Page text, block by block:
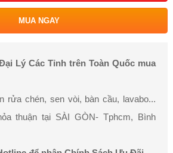
MUA NGAY
Lý Các Tỉnh trên Toàn Quốc mua
rửa chén, sen vòi, bàn cầu, lavabo...
thuận tại SÀI GÒN- Tphcm, Bình